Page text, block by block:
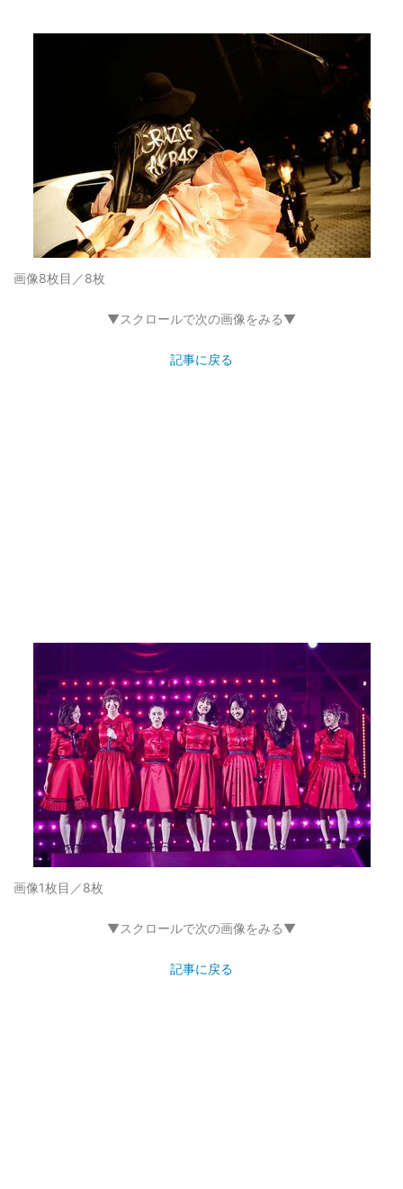
画像8枚目／8枚
▼スクロールで次の画像をみる▼
記事に戻る
画像1枚目／8枚
▼スクロールで次の画像をみる▼
記事に戻る